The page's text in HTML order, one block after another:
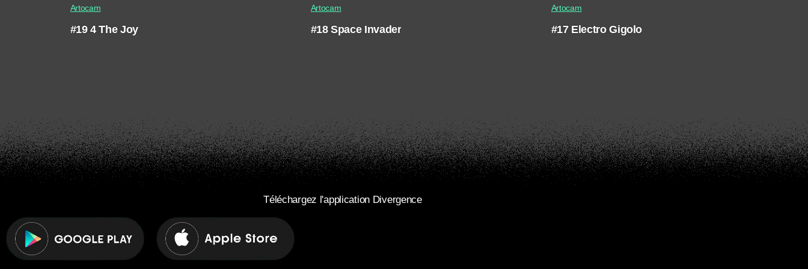
Artocam
#19 4 The Joy
Artocam
#18 Space Invader
Artocam
#17 Electro Gigolo
Téléchargez l'application Divergence